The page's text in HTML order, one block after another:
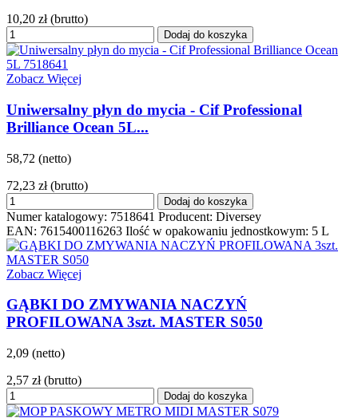
10,20 zł (brutto)
Dodaj do koszyka
Zobacz Więcej
Uniwersalny płyn do mycia - Cif Professional
Brilliance Ocean 5L...
58,72 (netto)
72,23 zł (brutto)
Dodaj do koszyka
Numer katalogowy: 7518641 Producent: Diversey
EAN: 7615400116263 Ilość w opakowaniu jednostkowym: 5 L
Zobacz Więcej
GĄBKI DO ZMYWANIA NACZYŃ
PROFILOWANA 3szt. MASTER S050
2,09 (netto)
2,57 zł (brutto)
Dodaj do koszyka